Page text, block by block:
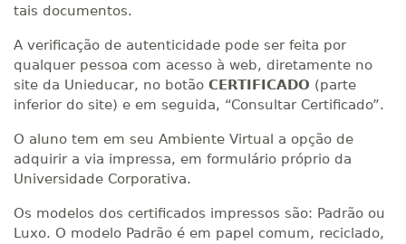
tais documentos.
A verificação de autenticidade pode ser feita por
qualquer pessoa com acesso à web, diretamente no
site da Unieducar, no botão CERTIFICADO (parte
inferior do site) e em seguida, “Consultar Certificado”.
O aluno tem em seu Ambiente Virtual a opção de
adquirir a via impressa, em formulário próprio da
Universidade Corporativa.
Os modelos dos certificados impressos são: Padrão ou
Luxo. O modelo Padrão é em papel comum, reciclado,